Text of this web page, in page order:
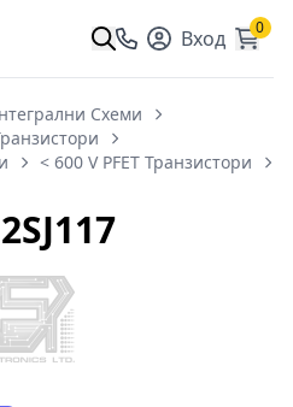
Вход 0
Схеми
< 600 V PFET Транзистори